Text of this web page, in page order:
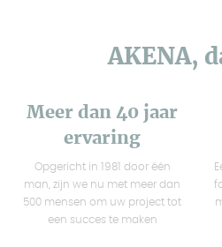
AKENA,
Meer dan 40 jaar
ervaring
Opgericht in 1981 door één
man, zijn we nu met meer dan
500 mensen om uw project tot
een succes te maken